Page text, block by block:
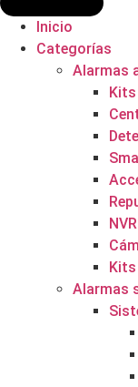
Inicio
Categorías
Alarmas
Kits
Alarmas